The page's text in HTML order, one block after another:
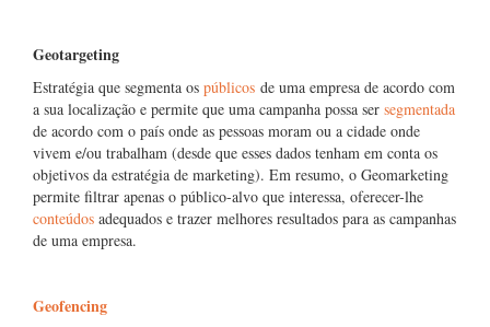
Geotargeting
Estratégia que segmenta os públicos de uma empresa de acordo com
a sua localização e permite que uma campanha possa ser segmentada
de acordo com o país onde as pessoas moram ou a cidade onde
vivem e/ou trabalham (desde que esses dados tenham em conta os
objetivos da estratégia de marketing). Em resumo, o Geomarketing
permite filtrar apenas o público-alvo que interessa, oferecer-lhe
conteúdos adequados e trazer melhores resultados para as campanhas
de uma empresa.
Geofencing